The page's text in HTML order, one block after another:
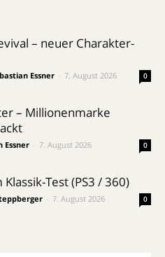
– neuer Charakter-
Essner 7. August 2026 0
– Millionenmarke
Essner 7. August 2026 0
Klassik-Test (PS3 / 360)
7. August 2026 0